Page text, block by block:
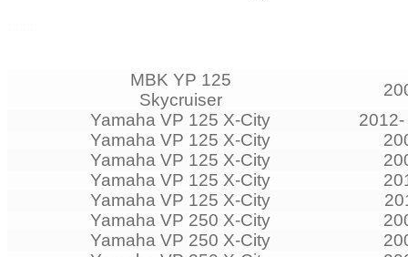
MBK YP 125
Skycruiser
Yamaha VP 125 X-City
Yamaha VP 125 X-City
Yamaha VP 125 X-City
Yamaha VP 125 X-City
Yamaha VP 125 X-City
Yamaha VP 250 X-City
Yamaha VP 250 X-City